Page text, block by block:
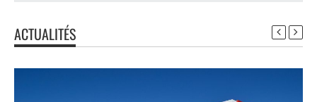
ACTUALITÉS